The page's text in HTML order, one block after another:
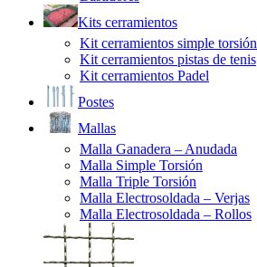
Kits cerramientos
Kit cerramientos simple torsión
Kit cerramientos pistas de tenis
Kit cerramientos Padel
Postes
Mallas
Malla Ganadera – Anudada
Malla Simple Torsión
Malla Triple Torsión
Malla Electrosoldada – Verjas
Malla Electrosoldada – Rollos